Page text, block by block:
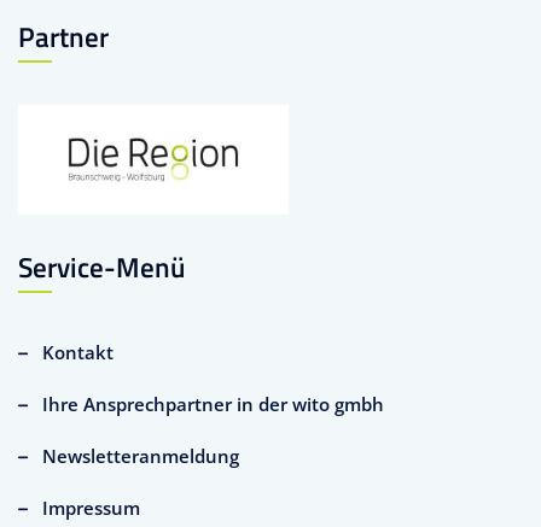
Partner
Service-Menü
Kontakt
Ihre Ansprechpartner in der wito gmbh
Newsletteranmeldung
Impressum